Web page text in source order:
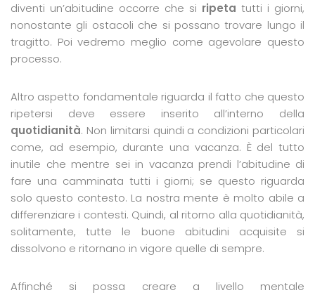
diventi un’abitudine occorre che si ripeta tutti i giorni,
nonostante gli ostacoli che si possano trovare lungo il
tragitto. Poi vedremo meglio come agevolare questo
processo.
Altro aspetto fondamentale riguarda il fatto che questo
ripetersi deve essere inserito all’interno della
quotidianità. Non limitarsi quindi a condizioni particolari
come, ad esempio, durante una vacanza. È del tutto
inutile che mentre sei in vacanza prendi l’abitudine di
fare una camminata tutti i giorni; se questo riguarda
solo questo contesto. La nostra mente è molto abile a
differenziare i contesti. Quindi, al ritorno alla quotidianità,
solitamente, tutte le buone abitudini acquisite si
dissolvono e ritornano in vigore quelle di sempre.
Affinché si possa creare a livello mentale